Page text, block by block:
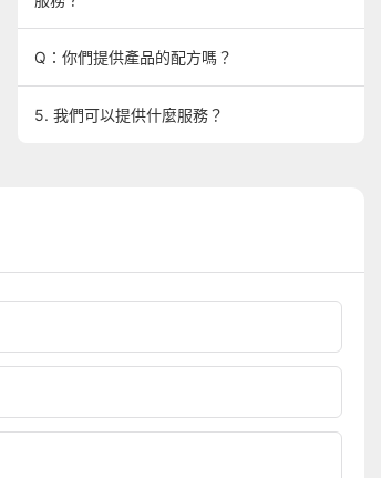
Q：你們提供產品的配方嗎？
5. 我們可以提供什麼服務？